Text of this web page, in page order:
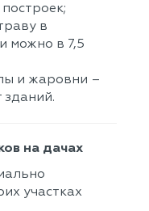
в
можно в 7,5
и жаровни –
зданий.
на дачах
участках